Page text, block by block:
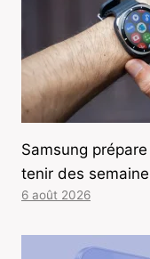
Samsung
tenir des
6 août 2026